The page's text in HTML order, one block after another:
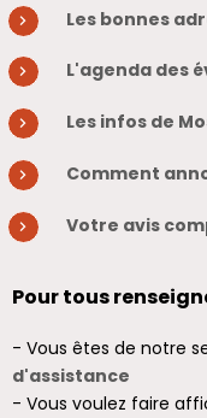
Les bonnes
L'agenda des
Les infos de
Comment
Votre avis
Pour tous
- Vous êtes de notre
d'assistance
- Vous voulez faire